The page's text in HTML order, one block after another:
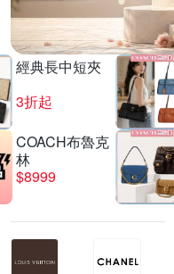
經典長中短夾
3折起
COACH布魯克
林
$8999